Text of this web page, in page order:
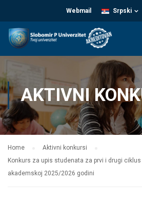
Srpski
Webmail
AKTIVNI
Home
Aktivni konkursi
Konkurs za upis studenata za prvi i drugi
akademskoj 2025/2026 godini